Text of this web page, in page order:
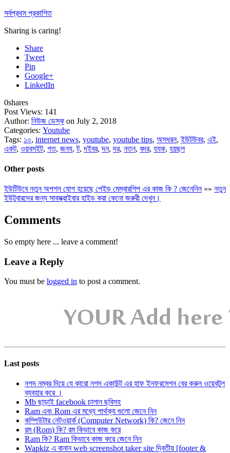
সর্বপ্রথম প্রকাশিত
Sharing is caring!
Share
Tweet
Pin
Google+
LinkedIn
0shares
Post Views: 141
Author: নিউজ ডেস্ক on July 2, 2018
Categories: Youtube
Tags: ১০, internet news, youtube, youtube tips, অসধরন,ইউটউবর, এই,
একট, ওয়বসইট, গত, জনয,ট,দইবর,দন,দর, নতন, বদর, হযক, হয়ছল
Other posts
ইউটিউবে নতুন অপশন যোগ হয়েছে পেইড মেম্বারশিপ এর কাজ কি ? জেনেনিন«» নতুন
ইউটুবারদের জন্য সাবস্ক্রাইবার হাইড করা কেনো জরুরী দেখুন।
Comments
So empty here ... leave a comment!
Leave a Reply
You must be logged in to post a comment.
Last posts
নগদ নম্বর দিয়ে যে কারো নগদ একাউন্ট এর হাফ ইনফরমেশন বের করুন ওয়েবটুল
ব্যবহার করে ।
Mb ছাড়াই facebook চালান ছবিসহ
Ram এবং Rom এর মধ্যে পার্থক্য গুলো জেনে নিন
কম্পিউটার নেটওয়ার্ক (Computer Network) কি? জেনে নিন
রম (Rom) কি? রম কিভাবে কাজ করে
Ram কি? Ram কিভাবে কাজ করে জেনে নিন
Wapkiz এ বানান web screenshot taker site দ্বিতীয় [footer &